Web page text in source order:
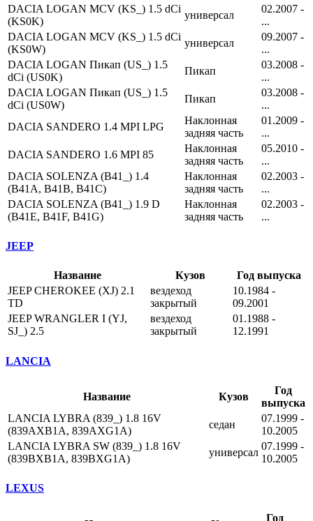
DACIA LOGAN MCV (KS_) 1.5 dCi
(KS0K)
универсал
02.2007 -
...
DACIA LOGAN MCV (KS_) 1.5 dCi
(KS0W)
универсал
09.2007 -
...
DACIA LOGAN Пикап (US_) 1.5
dCi (US0K)
Пикап
03.2008 -
...
DACIA LOGAN Пикап (US_) 1.5
dCi (US0W)
Пикап
03.2008 -
...
DACIA SANDERO 1.4 MPI LPG
Наклонная
задняя часть
01.2009 -
...
DACIA SANDERO 1.6 MPI 85
Наклонная
задняя часть
05.2010 -
...
DACIA SOLENZA (B41_) 1.4
(B41A, B41B, B41C)
Наклонная
задняя часть
02.2003 -
...
DACIA SOLENZA (B41_) 1.9 D
(B41E, B41F, B41G)
Наклонная
задняя часть
02.2003 -
...
JEEP
Название Кузов
Год выпуска
JEEP CHEROKEE (XJ) 2.1
TD
вездеход
закрытый
10.1984 -
09.2001
JEEP WRANGLER I (YJ,
SJ_) 2.5
вездеход
закрытый
01.1988 -
12.1991
LANCIA
Название Кузов
Год
выпуска
LANCIA LYBRA (839_) 1.8 16V
(839AXB1A, 839AXG1A)
седан
07.1999 -
10.2005
LANCIA LYBRA SW (839_) 1.8 16V
(839BXB1A, 839BXG1A)
универсал
07.1999 -
10.2005
LEXUS
Год